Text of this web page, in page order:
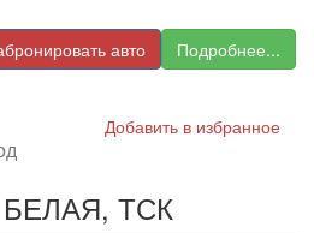
Подробнее...
авто
Добавить в избранное
ТСК